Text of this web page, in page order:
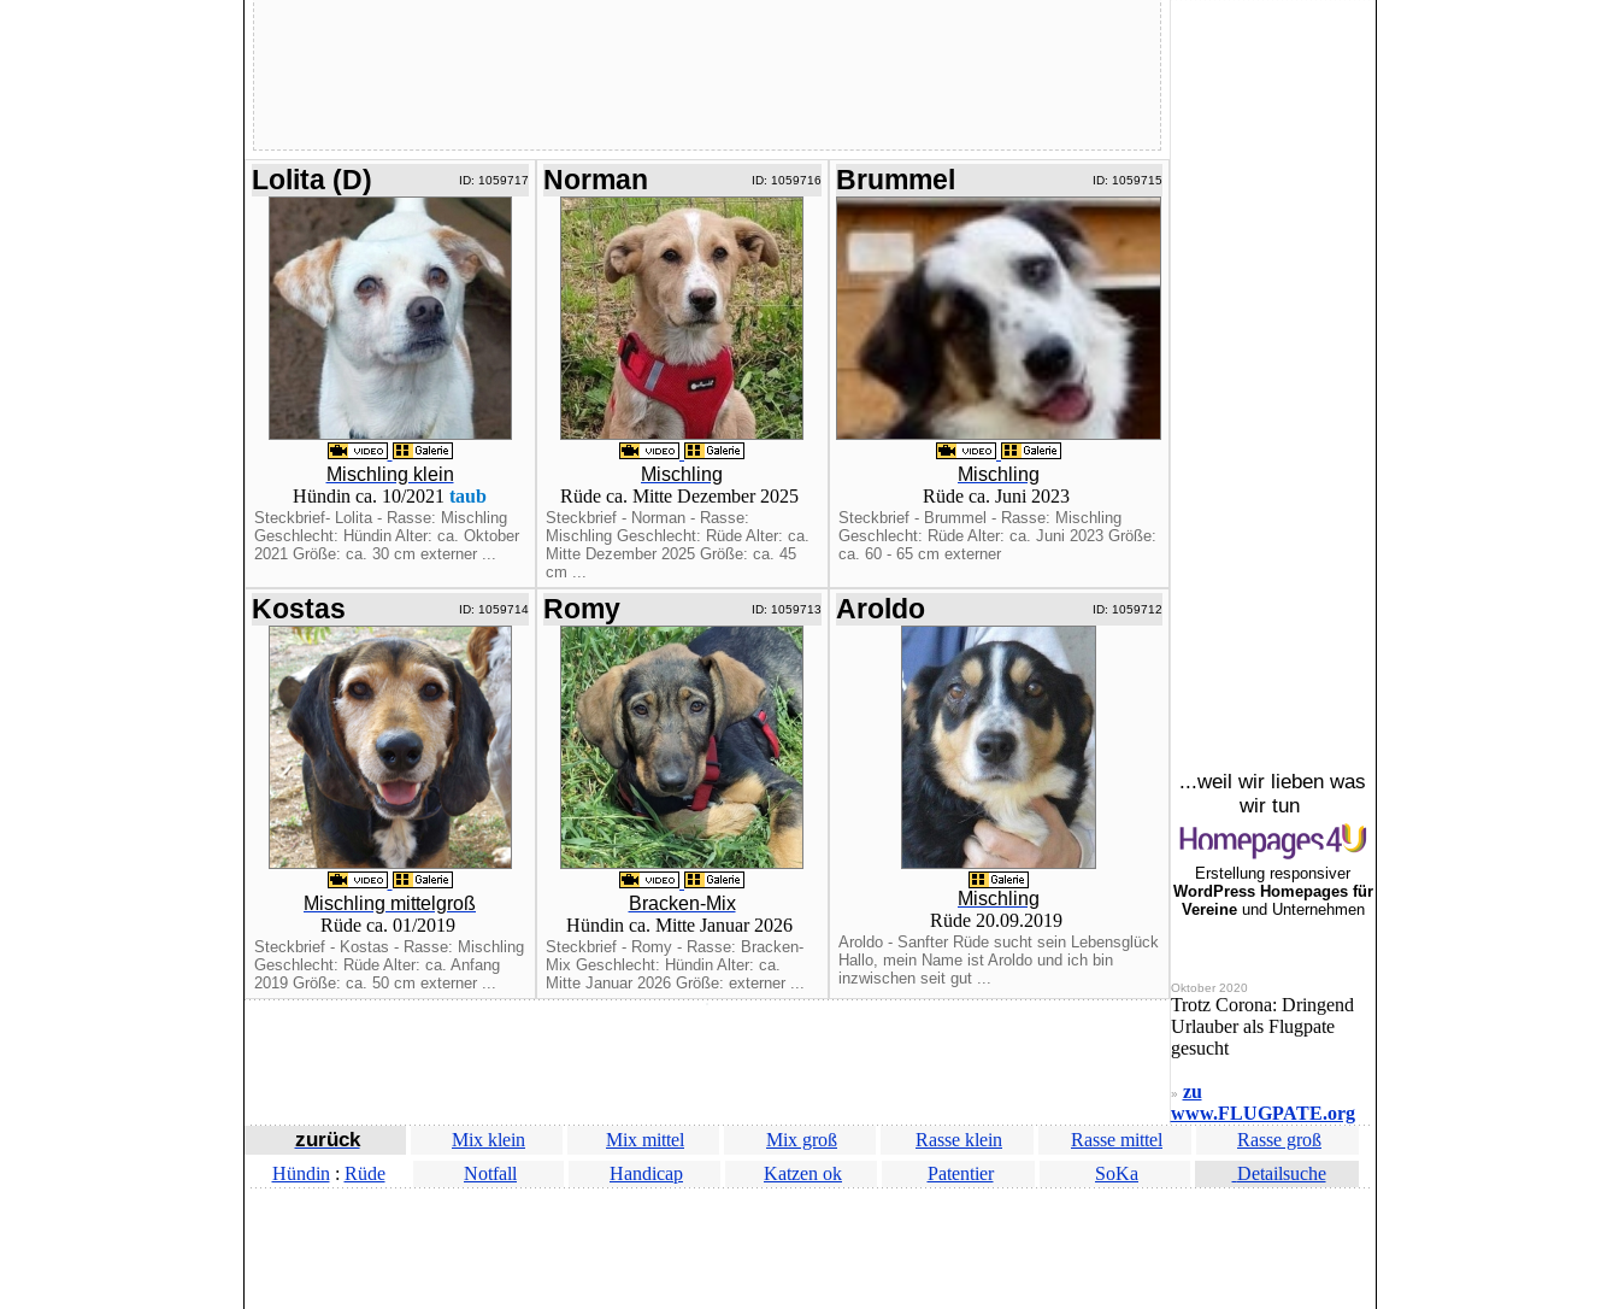
Lolita (D) ID: 1059717
Mischling klein
Hündin ca. 10/2021 taub
Steckbrief- Lolita - Rasse: Mischling
Geschlecht: Hündin Alter: ca. Oktober
2021 Größe: ca. 30 cm externer ...
Norman ID: 1059716
Mischling
Rüde ca. Mitte Dezember 2025
Steckbrief - Norman - Rasse:
Mischling Geschlecht: Rüde Alter: ca.
Mitte Dezember 2025 Größe: ca. 45
cm ...
Brummel ID: 1059715
Mischling
Rüde ca. Juni 2023
Steckbrief - Brummel - Rasse: Mischling
Geschlecht: Rüde Alter: ca. Juni 2023 Größe:
ca. 60 - 65 cm externer
Kostas ID: 1059714
Mischling mittelgroß
Rüde ca. 01/2019
Steckbrief - Kostas - Rasse: Mischling
Geschlecht: Rüde Alter: ca. Anfang
2019 Größe: ca. 50 cm externer ...
Romy ID: 1059713
Bracken-Mix
Hündin ca. Mitte Januar 2026
Steckbrief - Romy - Rasse: Bracken-
Mix Geschlecht: Hündin Alter: ca.
Mitte Januar 2026 Größe: externer ...
Aroldo ID: 1059712
Mischling
Rüde 20.09.2019
Aroldo - Sanfter Rüde sucht sein Lebensglück
Hallo, mein Name ist Aroldo und ich bin
inzwischen seit gut ...
...weil wir lieben was
wir tun
Erstellung responsiver
WordPress Homepages für
Vereineund Unternehmen
Oktober 2020
Trotz Corona: Dringend
Urlauber als Flugpate
gesucht
» zu
www.FLUGPATE.org
zurück Mix klein Mix mittel Mix groß Rasse klein Rasse mittel
Rasse groß
Hündin : Rüde Notfall Handicap Katzen ok Patentier SoKa Detailsuche